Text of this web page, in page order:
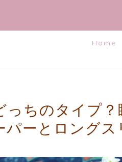
Home
っちのタイプ？
パーとロングス